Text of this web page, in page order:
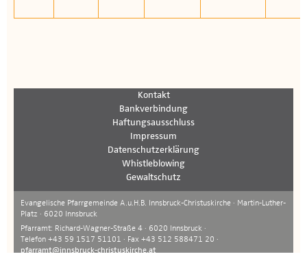
Kontakt
Bankverbindung
Haftungsausschluss
Impressum
Datenschutzerklärung
Whistleblowing
Gewaltschutz
Evangelische Pfarrgemeinde A.u.H.B. Innsbruck-Christuskirche · Martin-Luther-
Platz · 6020 Innsbruck
Pfarramt: Richard-Wagner-Straße 4 · 6020 Innsbruck ·
Telefon +43 59 1517 51101 · Fax +43 512 588471 20 ·
pfarramt@innsbruck-christuskirche.at